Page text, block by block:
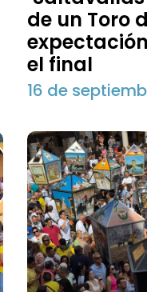
de un Toro
el final
16 de